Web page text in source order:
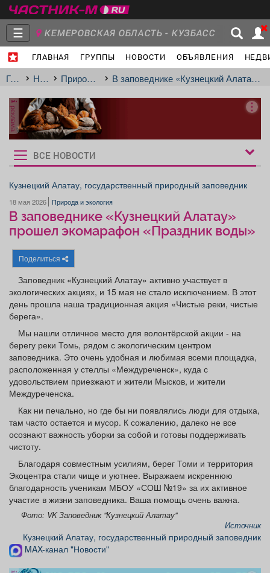
☰ КЕМЕРОВСКАЯ ОБЛАСТЬ - КУЗБАСС
ГЛАВНАЯ ГРУППЫ НОВОСТИ ОБЪЯВЛЕНИЯ
Главная
Группы Новости
Объявления Недвижимость Услуги
Работа Транспорт
Афиша Обучение Проекты
Товары Поздравления Погода
ТВ программа Я - пенсионер
ГлавнаяНовостиПрирода и экология В заповеднике «Кузнецкий Алатау» прошел экомарафон «Праздник воды»
реклама
Рукбрики
новостей
ВСЕ НОВОСТИ
Кузнецкий Алатау, государственный природный заповедник
18 мая 2026 Природа и экология
В заповеднике «Кузнецкий Алатау»
прошел экомарафон «Праздник воды»
Поделиться
Заповедник «Кузнецкий Алатау» активно участвует в
экологических акциях, и 15 мая не стало исключением. В этот
день прошла наша традиционная акция «Чистые реки, чистые
берега».
Мы нашли отличное место для волонтёрской акции - на
берегу реки Томь, рядом с экологическим центром
заповедника. Это очень удобная и любимая всеми площадка,
расположенная у стеллы «Междуреченск», куда с
удовольствием приезжают и жители Мысков, и жители
Междуреченска.
Как ни печально, но где бы ни появлялись люди для отдыха,
там часто остается и мусор. К сожалению, далеко не все
осознают важность уборки за собой и готовы поддерживать
чистоту.
Благодаря совместным усилиям, берег Томи и территория
Экоцентра стали чище и уютнее. Выражаем искреннюю
благодарность ученикам МБОУ «СОШ №19» за их активное
участие в жизни заповедника. Ваша помощь очень важна.
Фото: VK Заповедник "Кузнецкий Алатау"
Источник
Кузнецкий Алатау, государственный природный заповедник
MAX-канал "Новости"